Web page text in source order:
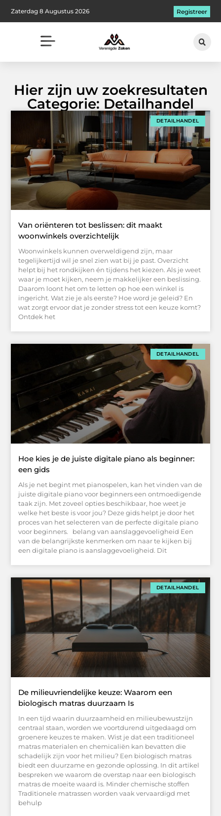
Zaterdag 8 Augustus 2026 Registreer
Hier zijn uw zoekresultaten
Categorie: Detailhandel
DETAILHANDEL
Van oriënteren tot beslissen: dit maakt
woonwinkels overzichtelijk
Woonwinkels kunnen overweldigend zijn, maar
tegelijkertijd wil je snel zien wat bij je past. Overzicht
helpt bij het rondkijken én tijdens het kiezen. Als je weet
waar je moet kijken, neem je makkelijker een beslissing.
Daarom loont het om te letten op hoe een winkel is
ingericht. Wat zie je als eerste? Hoe word je geleid? En
wat zorgt ervoor dat je zonder stress tot een keuze komt?
Ontdek het
DETAILHANDEL
Hoe kies je de juiste digitale piano als beginner:
een gids
Als je net begint met pianospelen, kan het vinden van de
juiste digitale piano voor beginners een ontmoedigende
taak zijn. Met zoveel opties beschikbaar, hoe weet je
welke het beste is voor jou? Deze gids helpt je door het
proces van het selecteren van de perfecte digitale piano
voor beginners. belang van aanslaggevoeligheid Een
van de belangrijkste kenmerken om naar te kijken bij
een digitale piano is aanslaggevoeligheid. Dit
DETAILHANDEL
De milieuvriendelijke keuze: Waarom een
biologisch matras duurzaam Is
In een tijd waarin duurzaamheid en milieubewustzijn
centraal staan, worden we voortdurend uitgedaagd om
groenere keuzes te maken. Wist je dat een traditioneel
matras materialen en chemicaliën kan bevatten die
schadelijk zijn voor het milieu? Een biologisch matras
biedt een duurzame en gezonde oplossing. In dit artikel
bespreken we waarom de overstap naar een biologisch
matras de moeite waard is. Minder chemische stoffen
Traditionele matrassen worden vaak vervaardigd met
behulp